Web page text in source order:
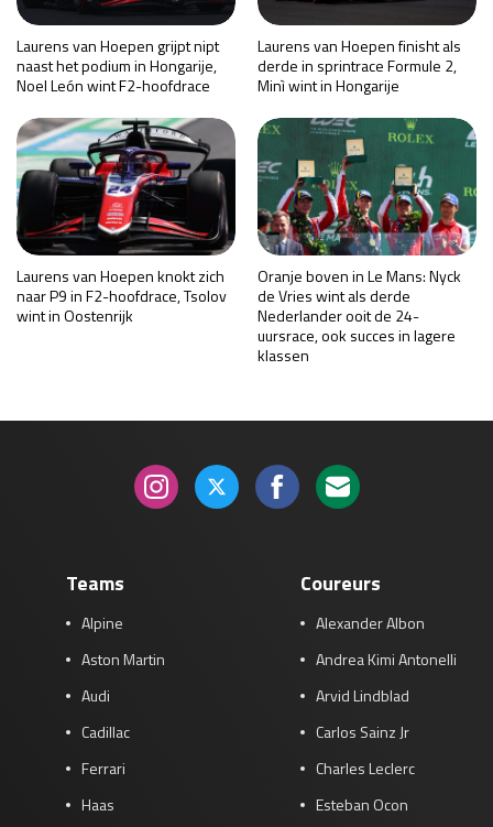
Laurens van Hoepen grijpt nipt
naast het podium in Hongarije,
Noel León wint F2-hoofdrace
Laurens van Hoepen finisht als
derde in sprintrace Formule 2,
Minì wint in Hongarije
Laurens van Hoepen knokt zich
naar P9 in F2-hoofdrace, Tsolov
wint in Oostenrijk
Oranje boven in Le Mans: Nyck
de Vries wint als derde
Nederlander ooit de 24-
uursrace, ook succes in lagere
klassen
Teams
Alpine
Aston Martin
Audi
Cadillac
Ferrari
Haas
Coureurs
Alexander Albon
Andrea Kimi Antonelli
Arvid Lindblad
Carlos Sainz Jr
Charles Leclerc
Esteban Ocon